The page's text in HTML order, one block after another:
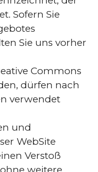
Sofern Sie
Sie uns vorher
Commons
dürfen nach
verwendet
und
WebSite
Verstoß
weitere